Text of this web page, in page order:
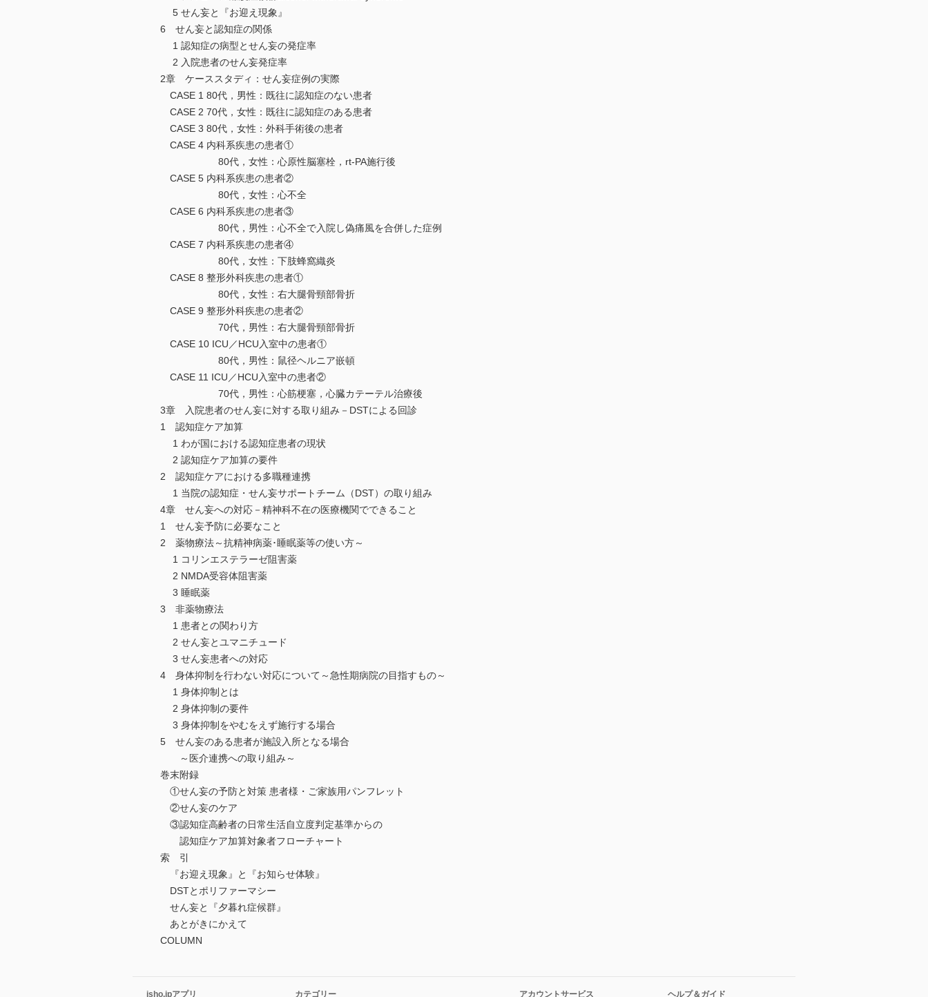
5 せん妄と『お迎え現象』
6 せん妄と認知症の関係
1 認知症の病型とせん妄の発症率
2 入院患者のせん妄発症率
2章 ケーススタディ：せん妄症例の実際
CASE 1 80代，男性：既往に認知症のない患者
CASE 2 70代，女性：既往に認知症のある患者
CASE 3 80代，女性：外科手術後の患者
CASE 4 内科系疾患の患者①
80代，女性：心原性脳塞栓，rt-PA施行後
CASE 5 内科系疾患の患者②
80代，女性：心不全
CASE 6 内科系疾患の患者③
80代，男性：心不全で入院し偽痛風を合併した症例
CASE 7 内科系疾患の患者④
80代，女性：下肢蜂窩織炎
CASE 8 整形外科疾患の患者①
80代，女性：右大腿骨頸部骨折
CASE 9 整形外科疾患の患者②
70代，男性：右大腿骨頸部骨折
CASE 10 ICU／HCU入室中の患者①
80代，男性：鼠径ヘルニア嵌頓
CASE 11 ICU／HCU入室中の患者②
70代，男性：心筋梗塞，心臓カテーテル治療後
3章 入院患者のせん妄に対する取り組み－DSTによる回診
1 認知症ケア加算
1 わが国における認知症患者の現状
2 認知症ケア加算の要件
2 認知症ケアにおける多職種連携
1 当院の認知症・せん妄サポートチーム（DST）の取り組み
4章 せん妄への対応－精神科不在の医療機関でできること
1 せん妄予防に必要なこと
2 薬物療法～抗精神病薬･睡眠薬等の使い方～
1 コリンエステラーゼ阻害薬
2 NMDA受容体阻害薬
3 睡眠薬
3 非薬物療法
1 患者との関わり方
2 せん妄とユマニチュード
3 せん妄患者への対応
4 身体抑制を行わない対応について～急性期病院の目指すもの～
1 身体抑制とは
2 身体抑制の要件
3 身体抑制をやむをえず施行する場合
5 せん妄のある患者が施設入所となる場合
～医介連携への取り組み～
巻末附録
①せん妄の予防と対策 患者様・ご家族用パンフレット
②せん妄のケア
③認知症高齢者の日常生活自立度判定基準からの
認知症ケア加算対象者フローチャート
索 引
『お迎え現象』と『お知らせ体験』
DSTとポリファーマシー
せん妄と『夕暮れ症候群』
あとがきにかえて
COLUMN
isho.jpアプリ カテゴリー アカウントサービス ヘルプ＆ガイド